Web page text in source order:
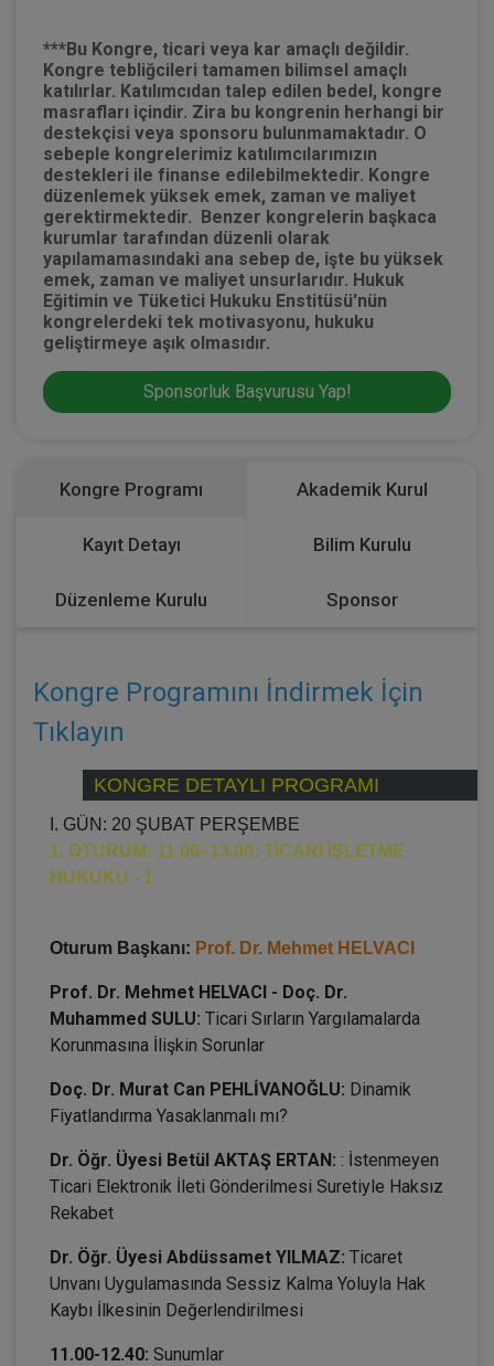
***Bu Kongre, ticari veya kar amaçlı değildir.
Kongre tebliğcileri tamamen bilimsel amaçlı
katılırlar. Katılımcıdan talep edilen bedel, kongre
masrafları içindir. Zira bu kongrenin herhangi bir
destekçisi veya sponsoru bulunmamaktadır. O
sebeple kongrelerimiz katılımcılarımızın
destekleri ile finanse edilebilmektedir. Kongre
düzenlemek yüksek emek, zaman ve maliyet
gerektirmektedir. Benzer kongrelerin başkaca
kurumlar tarafından düzenli olarak
yapılamamasındaki ana sebep de, işte bu yüksek
emek, zaman ve maliyet unsurlarıdır. Hukuk
Eğitimin ve Tüketici Hukuku Enstitüsü'nün
kongrelerdeki tek motivasyonu, hukuku
geliştirmeye aşık olmasıdır.
Sponsorluk Başvurusu Yap!
Kongre Programı Akademik Kurul
Kayıt Detayı Bilim Kurulu
Düzenleme Kurulu Sponsor
Kongre Programını İndirmek İçin
Tıklayın
KONGRE DETAYLI PROGRAMI
I. GÜN: 20 ŞUBAT PERŞEMBE
1. OTURUM: 11.00–13.00: TİCARİ İŞLETME
HUKUKU - 1
Oturum Başkanı: Prof. Dr. Mehmet HELVACI
Prof. Dr. Mehmet HELVACI - Doç. Dr.
Muhammed SULU: Ticari Sırların Yargılamalarda
Korunmasına İlişkin Sorunlar
Doç. Dr. Murat Can PEHLİVANOĞLU: Dinamik
Fiyatlandırma Yasaklanmalı mı?
Dr. Öğr. Üyesi Betül AKTAŞ ERTAN: : İstenmeyen
Ticari Elektronik İleti Gönderilmesi Suretiyle Haksız
Rekabet
Dr. Öğr. Üyesi Abdüssamet YILMAZ: Ticaret
Unvanı Uygulamasında Sessiz Kalma Yoluyla Hak
Kaybı İlkesinin Değerlendirilmesi
11.00-12.40: Sunumlar